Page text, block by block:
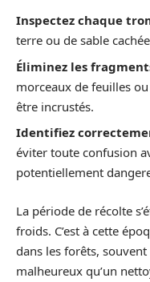
Inspectez chaque
terre ou de sable
Éliminez les
morceaux de feuilles
être incrustés.
Identifiez
éviter toute confusion
potentiellement
La période de récolte
froids. C’est à cette
dans les forêts, souvent
malheureux qu’un